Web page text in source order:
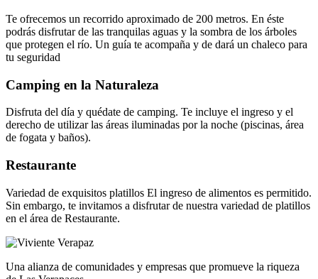
Te ofrecemos un recorrido aproximado de 200 metros. En éste
podrás disfrutar de las tranquilas aguas y la sombra de los árboles
que protegen el río. Un guía te acompaña y de dará un chaleco para
tu seguridad
Camping en la Naturaleza
Disfruta del día y quédate de camping. Te incluye el ingreso y el
derecho de utilizar las áreas iluminadas por la noche (piscinas, área
de fogata y baños).
Restaurante
Variedad de exquisitos platillos El ingreso de alimentos es permitido.
Sin embargo, te invitamos a disfrutar de nuestra variedad de platillos
en el área de Restaurante.
Una alianza de comunidades y empresas que promueve la riqueza